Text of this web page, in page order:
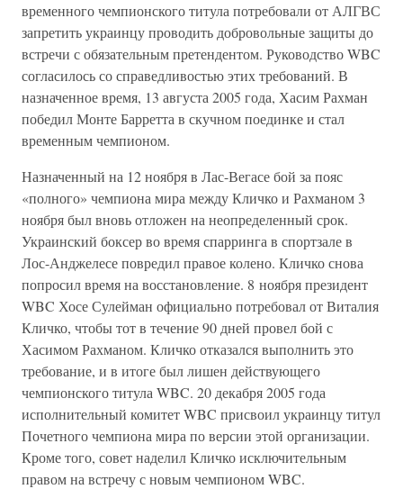
временного чемпионского титула потребовали от АЛГВС
запретить украинцу проводить добровольные защиты до
встречи с обязательным претендентом. Руководство WBC
согласилось со справедливостью этих требований. В
назначенное время, 13 августа 2005 года, Хасим Рахман
победил Монте Барретта в скучном поединке и стал
временным чемпионом.
Назначенный на 12 ноября в Лас-Вегасе бой за пояс
«полного» чемпиона мира между Кличко и Рахманом 3
ноября был вновь отложен на неопределенный срок.
Украинский боксер во время спарринга в спортзале в
Лос-Анджелесе повредил правое колено. Кличко снова
попросил время на восстановление. 8 ноября президент
WBC Хосе Сулейман официально потребовал от Виталия
Кличко, чтобы тот в течение 90 дней провел бой с
Хасимом Рахманом. Кличко отказался выполнить это
требование, и в итоге был лишен действующего
чемпионского титула WBC. 20 декабря 2005 года
исполнительный комитет WBC присвоил украинцу титул
Почетного чемпиона мира по версии этой организации.
Кроме того, совет наделил Кличко исключительным
правом на встречу с новым чемпионом WBC.